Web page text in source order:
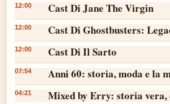
12:00 Cast Di Jane The Virgin
12:00 Cast Di Ghostbusters:
12:00 Cast Di Il Sarto
07:54 Anni 60: storia, moda e la
04:21 Mixed by Erry: storia vera,